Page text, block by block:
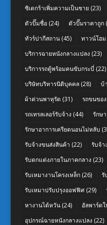
ซิเดกร้าเพิ่มความเป็นชาย (23)
ตัวปั๊มชื่อ(24) ตัวปั๊มราคาถูก
ทัวร์ปากีสถาน(45) ทาวน์โฮ
บริการฉายหนังกลางแปลง (23)
บริการรถตู้พร้อมคนขับกระบี่ (22)
บริษัทบริหารนิติบุคคล(28) บ้
ผ้าต่วนพาหุรัด (31) รถขนขอ
รถเทรลเลอร์รับจ้าง (44) รักษ
รักษาอาการเครียดนอนไม่หลับ
รับจ้างขนส่งสินค้า (22) รับจ้
รับตกแต่งภายในภาคกลาง (23)
รับเหมางานโครงเหล็ก(26) รั
รับเหมาปรับปรุงออฟฟิศ(29)
หางานไต้หวัน(24) อัลพาร์ดใ
อุปกรณ์ฉายหนังกลางแปลง (22)